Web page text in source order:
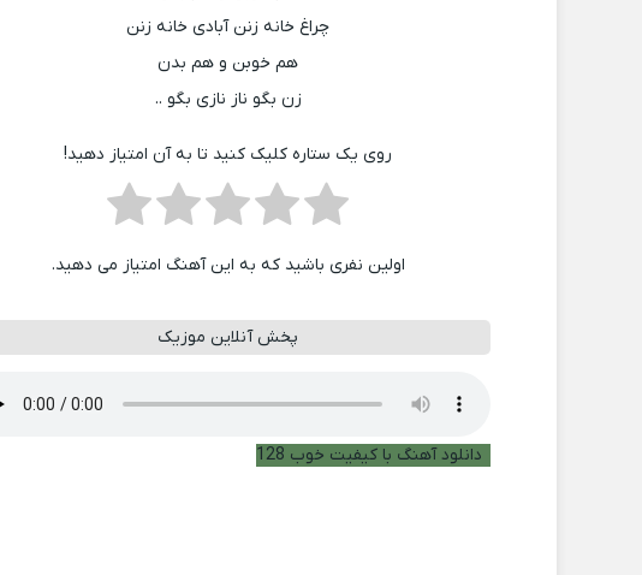
چراغ خانه زنن آبادی خانه زنن
هم خوبن و هم بدن
زن بگو ناز نازی بگو ..
روی یک ستاره کلیک کنید تا به آن امتیاز دهید!
اولین نفری باشید که به این آهنگ امتیاز می دهید.
پخش آنلاین موزیک
دانلود آهنگ با کیفیت خوب 128